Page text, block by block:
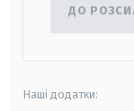
ДО
Наші додатки: